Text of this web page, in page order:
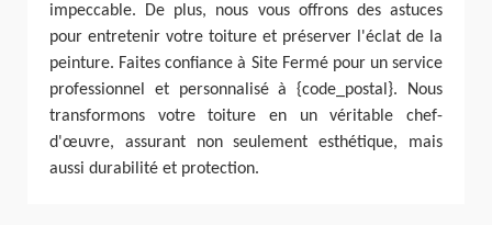
impeccable. De plus, nous vous offrons des astuces
pour entretenir votre toiture et préserver l'éclat de la
peinture. Faites confiance à Site Fermé pour un service
professionnel et personnalisé à {code_postal}. Nous
transformons votre toiture en un véritable chef-
d'œuvre, assurant non seulement esthétique, mais
aussi durabilité et protection.